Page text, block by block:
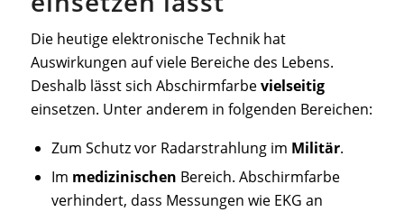
Die heutige elektronische Technik hat
Auswirkungen auf viele Bereiche des Lebens.
Deshalb lässt sich Abschirmfarbevielseitig
einsetzen. Unter anderem in folgenden Bereichen:
Zum Schutz vor Radarstrahlung im Militär.
Im medizinischen Bereich. Abschirmfarbe
verhindert, dass Messungen wie EKG an